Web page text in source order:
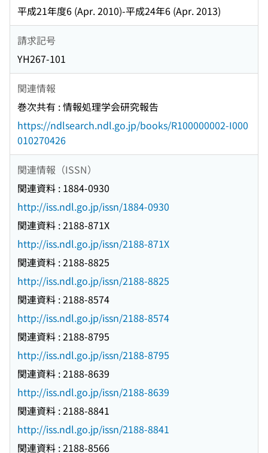
平成21年度6 (Apr. 2010)-平成24年6 (Apr. 2013)
請求記号
YH267-101
関連情報
巻次共有 : 情報処理学会研究報告
https://ndlsearch.ndl.go.jp/books/R100000002-I000
010270426
関連情報（ISSN）
関連資料 : 1884-0930
http://iss.ndl.go.jp/issn/1884-0930
関連資料 : 2188-871X
http://iss.ndl.go.jp/issn/2188-871X
関連資料 : 2188-8825
http://iss.ndl.go.jp/issn/2188-8825
関連資料 : 2188-8574
http://iss.ndl.go.jp/issn/2188-8574
関連資料 : 2188-8795
http://iss.ndl.go.jp/issn/2188-8795
関連資料 : 2188-8639
http://iss.ndl.go.jp/issn/2188-8639
関連資料 : 2188-8841
http://iss.ndl.go.jp/issn/2188-8841
関連資料 : 2188-8566